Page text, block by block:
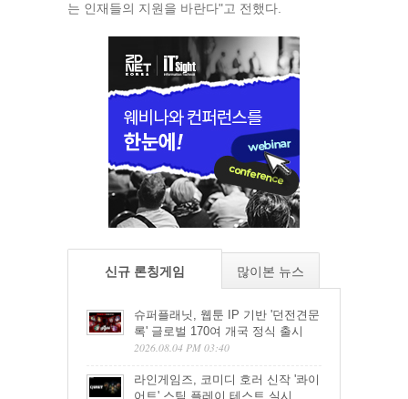
는 인재들의 지원을 바란다"고 전했다.
신규 론칭게임 많이본 뉴스
슈퍼플래닛, 웹툰 IP 기반 '던전견문
록' 글로벌 170여 개국 정식 출시
2026.08.04 PM 03:40
라인게임즈, 코미디 호러 신작 '콰이
어트' 스팀 플레이 테스트 실시